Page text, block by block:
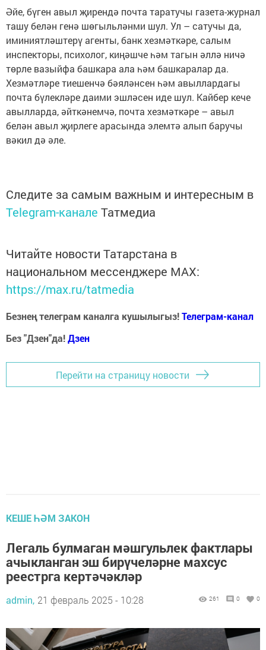
Әйе, бүген авыл җирендә почта таратучы газета-журнал
ташу белән генә шөгыльләнми шул. Ул – сатучы да,
иминиятләштерү агенты, банк хезмәткәре, салым
инспекторы, психолог, киңәшче һәм тагын әллә ничә
төрле вазыйфа башкара ала һәм башкаралар да.
Хезмәтләре тиешенчә бәяләнсен һәм авыллардагы
почта бүлекләре даими эшләсен иде шул. Кайбер кече
авылларда, әйткәнемчә, почта хезмәткәре – авыл
белән авыл җирлеге арасында элемтә алып баручы
вәкил дә әле.
Следите за самым важным и интересным в
Telegram-канале Татмедиа
Читайте новости Татарстана в
национальном мессенджере MАХ:
https://max.ru/tatmedia
Безнең телеграм каналга кушылыгыз!Телеграм-канал
Без "Дзен"да!Дзен
Перейти на страницу новости
КЕШЕ ҺӘМ ЗАКОН
Легаль булмаган мәшгульлек фактлары
ачыкланган эш бирүчеләрне махсус
реестрга кертәчәкләр
admin, 21 февраль 2025 - 10:28 261 0 0